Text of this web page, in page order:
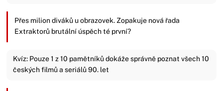
Přes milion diváků u obrazovek. Zopakuje nová řada
Extraktorů brutální úspěch té první?
Kvíz: Pouze 1 z 10 pamětníků dokáže správně poznat všech 10
českých filmů a seriálů 90. let